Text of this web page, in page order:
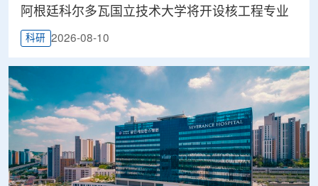
阿根廷科尔多瓦国立技术大学将开设核工程专业
科研 2026-08-10